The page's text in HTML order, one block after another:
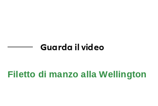
Guarda il video
Filetto di manzo alla Wellington